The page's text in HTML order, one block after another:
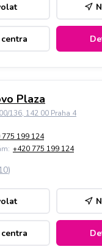
Plaza
136, 142 00 Praha 4
775 199 124
+420 775 199 124
)